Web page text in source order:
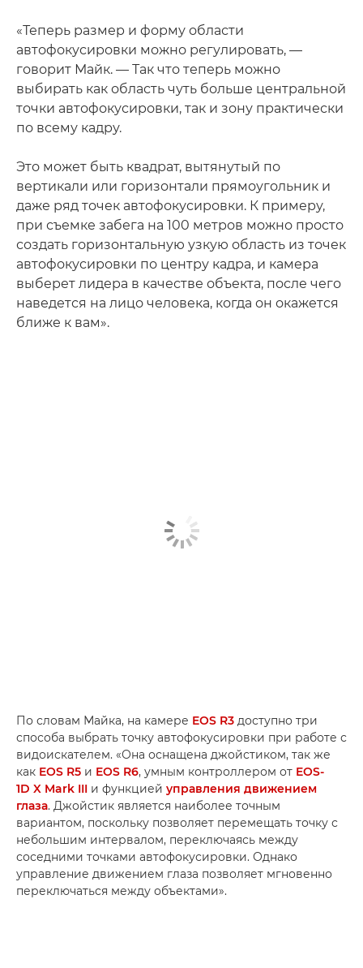
«Теперь размер и форму области
автофокусировки можно регулировать, —
говорит Майк. — Так что теперь можно
выбирать как область чуть больше центральной
точки автофокусировки, так и зону практически
по всему кадру.
Это может быть квадрат, вытянутый по
вертикали или горизонтали прямоугольник и
даже ряд точек автофокусировки. К примеру,
при съемке забега на 100 метров можно просто
создать горизонтальную узкую область из точек
автофокусировки по центру кадра, и камера
выберет лидера в качестве объекта, после чего
наведется на лицо человека, когда он окажется
ближе к вам».
По словам Майка, на камере EOS R3 доступно три
способа выбрать точку автофокусировки при работе с
видоискателем. «Она оснащена джойстиком, так же
как EOS R5 и EOS R6, умным контроллером от EOS-
1D X Mark III и функцией управления движением
глаза. Джойстик является наиболее точным
вариантом, поскольку позволяет перемещать точку с
небольшим интервалом, переключаясь между
соседними точками автофокусировки. Однако
управление движением глаза позволяет мгновенно
переключаться между объектами».